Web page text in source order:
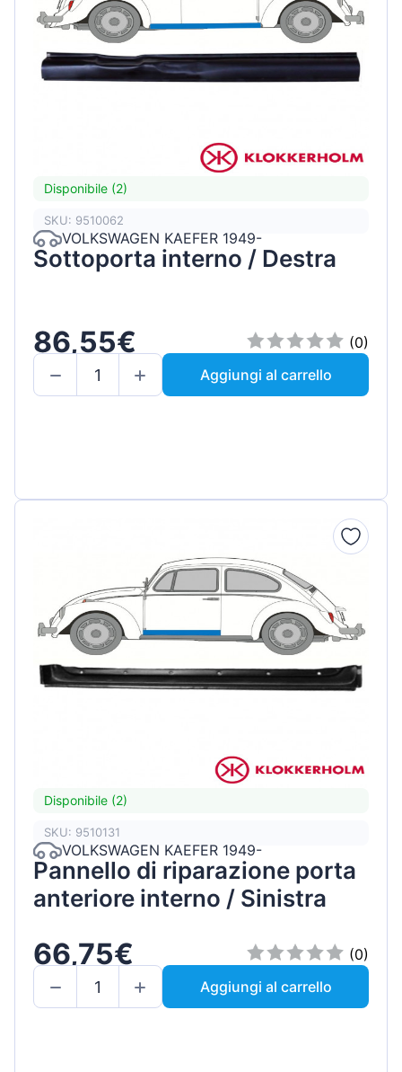
Disponibile (2)
SKU: 9510062
VOLKSWAGEN KAEFER 1949-
Sottoporta interno / Destra
86,55€
(0)
Aggiungi al carrello
Disponibile (2)
SKU: 9510131
VOLKSWAGEN KAEFER 1949-
Pannello di riparazione porta
anteriore interno / Sinistra
66,75€
(0)
Aggiungi al carrello